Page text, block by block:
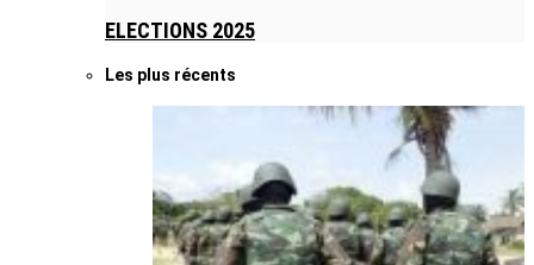
ELECTIONS 2025
Les plus récents